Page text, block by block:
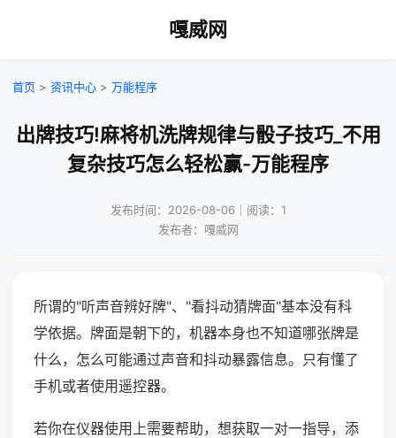
嘎威网
首页 > 资讯中心 > 万能程序
出牌技巧!麻将机洗牌规律与骰子技巧_不用
复杂技巧怎么轻松赢-万能程序
发布时间：2026-08-06｜阅读：1
发布者：嘎威网
所谓的"听声音辨好牌"、"看抖动猜牌面"基本没有科
学依据。牌面是朝下的，机器本身也不知道哪张牌是
什么，怎么可能通过声音和抖动暴露信息。只有懂了
手机或者使用遥控器。
若你在仪器使用上需要帮助，想获取一对一指导，添